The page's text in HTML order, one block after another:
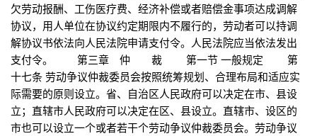
欠劳动报酬、工伤医疗费、经济补偿或者赔偿金事项达成调解
协议，用人单位在协议约定期限内不履行的，劳动者可以持调
解协议书依法向人民法院申请支付令。人民法院应当依法发出
支付令。 第三章 仲 裁 第一节 一般规定 第
十七条 劳动争议仲裁委员会按照统筹规划、合理布局和适应实
际需要的原则设立。省、自治区人民政府可以决定在市、县设
立；直辖市人民政府可以决定在区、县设立。直辖市、设区的
市也可以设立一个或者若干个劳动争议仲裁委员会。劳动争议